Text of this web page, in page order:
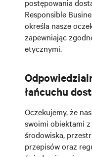
postępowania
Responsible
określa nasze
zapewniając
etycznymi.
łańcuchu
Oczekujemy, że
swoimi obiektami
środowiska,
przepisów oraz